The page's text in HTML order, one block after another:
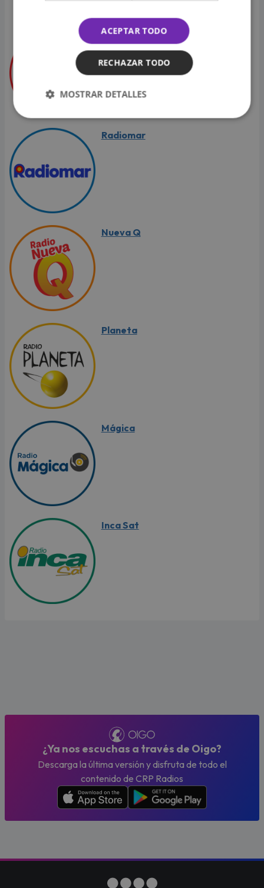
Moda
Radiomar
Nueva Q
Planeta
Mágica
Inca Sat
¿Ya nos escuchas a través de Oigo?
Descarga la última versión y disfruta de todo el
contenido de CRP Radios
ACEPTAR TODO
RECHAZAR TODO
MOSTRAR DETALLES